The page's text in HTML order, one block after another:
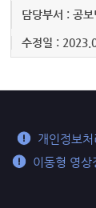
담당부서 : 공
수정일 :
개인정보처
이동형 영상